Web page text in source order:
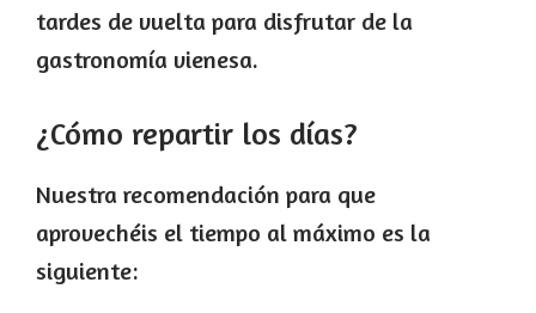
tardes de vuelta para disfrutar de la
gastronomía vienesa.
¿Cómo repartir los días?
Nuestra recomendación para que
aprovechéis el tiempo al máximo es la
siguiente: